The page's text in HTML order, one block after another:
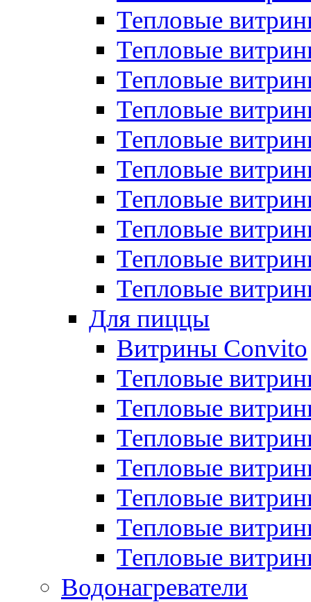
Тепловые
Тепловые
Тепловые
Тепловые
Тепловые
Тепловые
Тепловые
Тепловые
Тепловые
Тепловые
Для пиццы
Витрины Convito
Тепловые
Тепловые
Тепловые
Тепловые
Тепловые
Тепловые
Тепловые
Водонагреватели